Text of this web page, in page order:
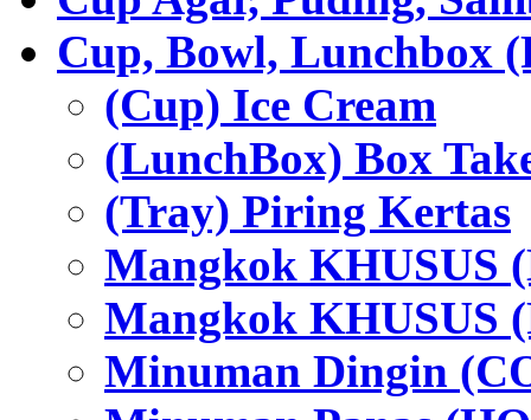
Cup, Bowl, Lunchbox
(Cup) Ice Cream
(LunchBox) Box
(Tray) Piring Kertas
Mangkok KHUSUS
Mangkok KHUSUS
Minuman Dingin